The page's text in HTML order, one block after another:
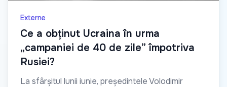
Externe
Ce a obținut Ucraina în urma
„campaniei de 40 de zile” împotriva
Rusiei?
La sfârșitul lunii iunie, președintele Volodimir